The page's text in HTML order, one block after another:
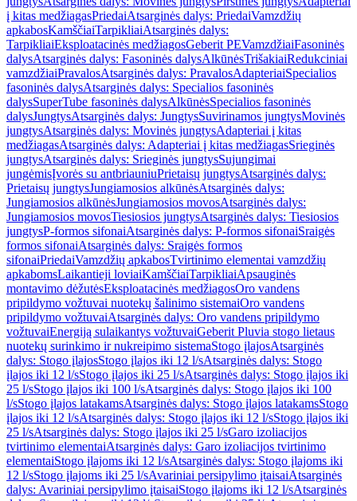
į kitas medžiagasPriedaiAtsarginės dalys: PriedaiVamzdžių
apkabosKamščiaiTarpikliaiAtsarginės dalys:
TarpikliaiEksploatacinės medžiagosGeberit PEVamzdžiaiFasoninės
dalysAtsarginės dalys: Fasoninės dalysAlkūnėsTrišakiaiRedukciniai
vamzdžiaiPravalosAtsarginės dalys: PravalosAdapteriaiSpecialios
fasoninės dalysAtsarginės dalys: Specialios fasoninės
dalysSuperTube fasoninės dalysAlkūnėsSpecialios fasoninės
dalysJungtysAtsarginės dalys: JungtysSuvirinamos jungtysMovinės
jungtysAtsarginės dalys: Movinės jungtysAdapteriai į kitas
medžiagasAtsarginės dalys: Adapteriai į kitas medžiagasSrieginės
jungtysAtsarginės dalys: Srieginės jungtysSujungimai
jungėmisĮvorės su antbriauniuPrietaisų jungtysAtsarginės dalys:
Prietaisų jungtysJungiamosios alkūnėsAtsarginės dalys:
Jungiamosios alkūnėsJungiamosios movosAtsarginės dalys:
Jungiamosios movosTiesiosios jungtysAtsarginės dalys: Tiesiosios
jungtysP-formos sifonaiAtsarginės dalys: P-formos sifonaiSraigės
formos sifonaiAtsarginės dalys: Sraigės formos
sifonaiPriedaiVamzdžių apkabosTvirtinimo elementai vamzdžių
apkabomsLaikantieji loviaiKamščiaiTarpikliaiApsauginės
montavimo dėžutėsEksploatacinės medžiagosOro vandens
pripildymo vožtuvai nuotekų šalinimo sistemaiOro vandens
pripildymo vožtuvaiAtsarginės dalys: Oro vandens pripildymo
vožtuvaiEnergiją sulaikantys vožtuvaiGeberit Pluvia stogo lietaus
nuotekų surinkimo ir nukreipimo sistemaStogo įlajosAtsarginės
dalys: Stogo įlajosStogo įlajos iki 12 l/sAtsarginės dalys: Stogo
įlajos iki 12 l/sStogo įlajos iki 25 l/sAtsarginės dalys: Stogo įlajos iki
25 l/sStogo įlajos iki 100 l/sAtsarginės dalys: Stogo įlajos iki 100
l/sStogo įlajos latakamsAtsarginės dalys: Stogo įlajos latakamsStogo
įlajos iki 12 l/sAtsarginės dalys: Stogo įlajos iki 12 l/sStogo įlajos iki
25 l/sAtsarginės dalys: Stogo įlajos iki 25 l/sGaro izoliacijos
tvirtinimo elementaiAtsarginės dalys: Garo izoliacijos tvirtinimo
elementaiStogo įlajoms iki 12 l/sAtsarginės dalys: Stogo įlajoms iki
12 l/sStogo įlajoms iki 25 l/sAvariniai persipylimo įtaisaiAtsarginės
dalys: Avariniai persipylimo įtaisaiStogo įlajoms iki 12 l/sAtsarginės